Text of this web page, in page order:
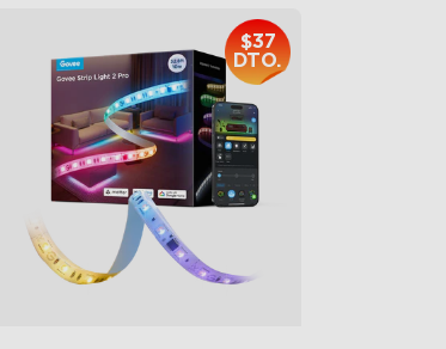
$37
DTO.